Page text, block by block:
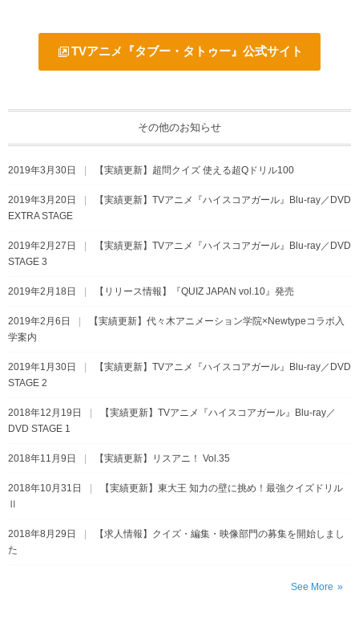
TVアニメ『タブー・タトゥー』公式サイト
その他のお知らせ
2019年3月30日 【実績更新】超問クイズ 使える超Qドリル100
2019年3月20日
【実績更新】TVアニメ『ハイスコアガール』Blu-ray／DVD
EXTRA STAGE
2019年2月27日
【実績更新】TVアニメ『ハイスコアガール』Blu-ray／DVD
STAGE 3
2019年2月18日 【リリース情報】『QUIZ JAPAN vol.10』発売
2019年2月6日
【実績更新】代々木アニメーション学院×Newtypeコラボ入
学案内
2019年1月30日
【実績更新】TVアニメ『ハイスコアガール』Blu-ray／DVD
STAGE 2
2018年12月19日
【実績更新】TVアニメ『ハイスコアガール』Blu-ray／
DVD STAGE 1
2018年11月9日 【実績更新】リスアニ！ Vol.35
2018年10月31日
【実績更新】東大王 知力の壁に挑め！最強クイズドリル
Ⅱ
2018年8月29日
【求人情報】クイズ・編集・映像部門の募集を開始しまし
た
See More